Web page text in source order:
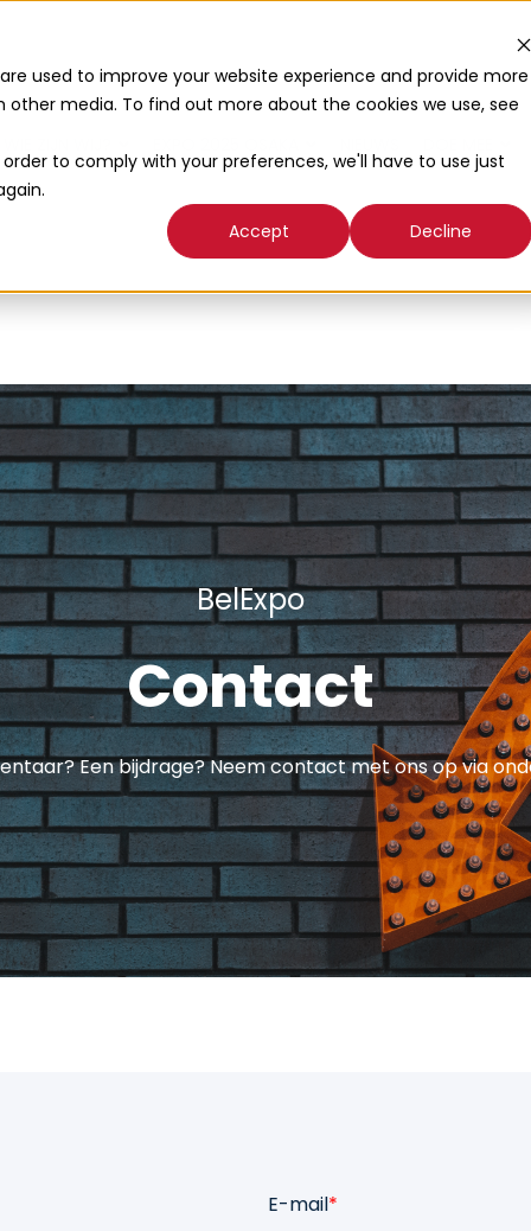
used to improve your website experience and provide more
media. To find out more about the cookies we use, see
to comply with your preferences, we'll have to use just
Accept
Decline
BelExpo
Contact
Een bijdrage? Neem contact met ons op via
E-mail*